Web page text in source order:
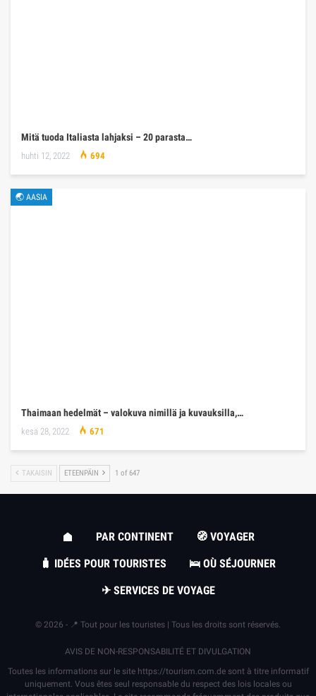
Mitä tuoda Italiasta lahjaksi – 20 parasta…
huhti 12, 2022 694
🌏 AASIA
Thaimaan hedelmät – valokuva nimillä ja kuvauksilla,…
kesä 28, 2022 671
TAKAISIN ETEENPÄIN 1 of 647
PAR CONTINENT
🧭 VOYAGER
🧳 IDÉES POUR TOURISTES
🛌 OÙ SÉJOURNER
✈ SERVICES DE VOYAGE
© 2026 - 📍 Tout pour les touristes | Tous les droits sont réservés.
AVIS DE NON-RESPONSABILITÉ ET DIVULGATION
Toutes les informations sur le site https://tourism.com.desont à titre informatif
uniquement. Vous êtes seul responsable du respect des lois locales ou